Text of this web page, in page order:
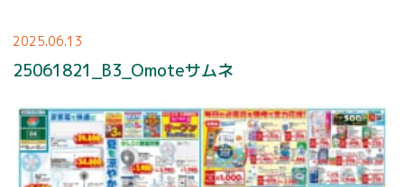
2025.06.13
25061821_B3_Omoteサムネ